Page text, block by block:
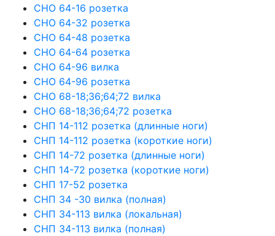
СНО 64-16 розетка
СНО 64-32 розетка
СНО 64-48 розетка
СНО 64-64 розетка
СНО 64-96 вилка
СНО 64-96 розетка
СНО 68-18;36;64;72 вилка
СНО 68-18;36;64;72 розетка
СНП 14-112 розетка (длинные ноги)
СНП 14-112 розетка (короткие ноги)
СНП 14-72 розетка (длинные ноги)
СНП 14-72 розетка (короткие ноги)
СНП 17-52 розетка
СНП 34 -30 вилка (полная)
СНП 34-113 вилка (локальная)
СНП 34-113 вилка (полная)